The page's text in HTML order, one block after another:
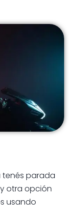
tenés parada
otra opción
usando